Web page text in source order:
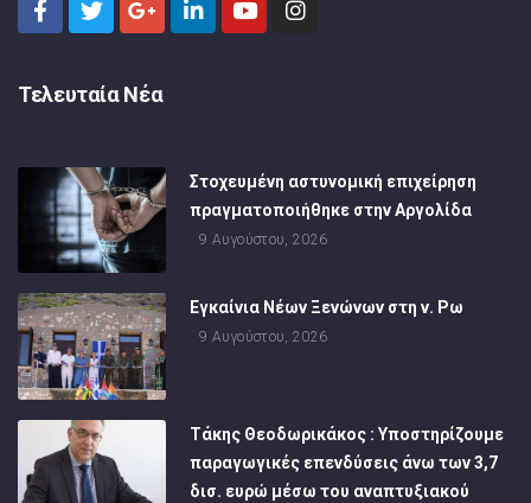
Τελευταία Νέα
Στοχευμένη αστυνομική επιχείρηση
πραγματοποιήθηκε στην Αργολίδα
9 Αυγούστου, 2026
Εγκαίνια Νέων Ξενώνων στη ν. Ρω
9 Αυγούστου, 2026
Τάκης Θεοδωρικάκος : Υποστηρίζουμε
παραγωγικές επενδύσεις άνω των 3,7
δισ. ευρώ μέσω του αναπτυξιακού